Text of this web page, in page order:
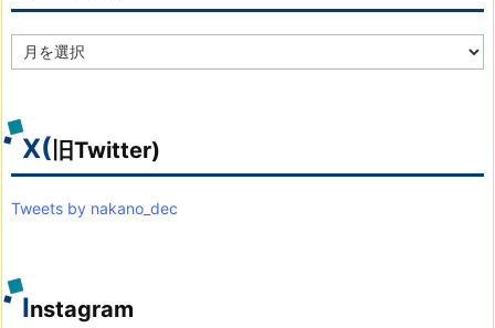
ー
ブ
X( 旧Twitter)
Tweets by nakano_dec
Instagram